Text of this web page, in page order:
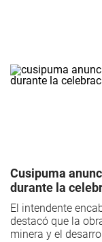
Cusipuma
durante la
El intendente
destacó que la
minera y el